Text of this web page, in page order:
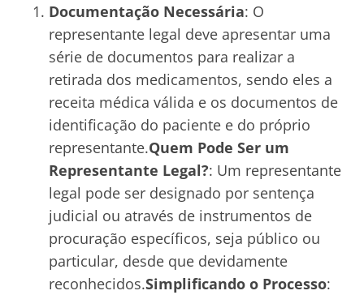
Documentação Necessária: O
representante legal deve apresentar uma
série de documentos para realizar a
retirada dos medicamentos, sendo eles a
receita médica válida e os documentos de
identificação do paciente e do próprio
representante.Quem Pode Ser um
Representante Legal?: Um representante
legal pode ser designado por sentença
judicial ou através de instrumentos de
procuração específicos, seja público ou
particular, desde que devidamente
reconhecidos.Simplificando o Processo: